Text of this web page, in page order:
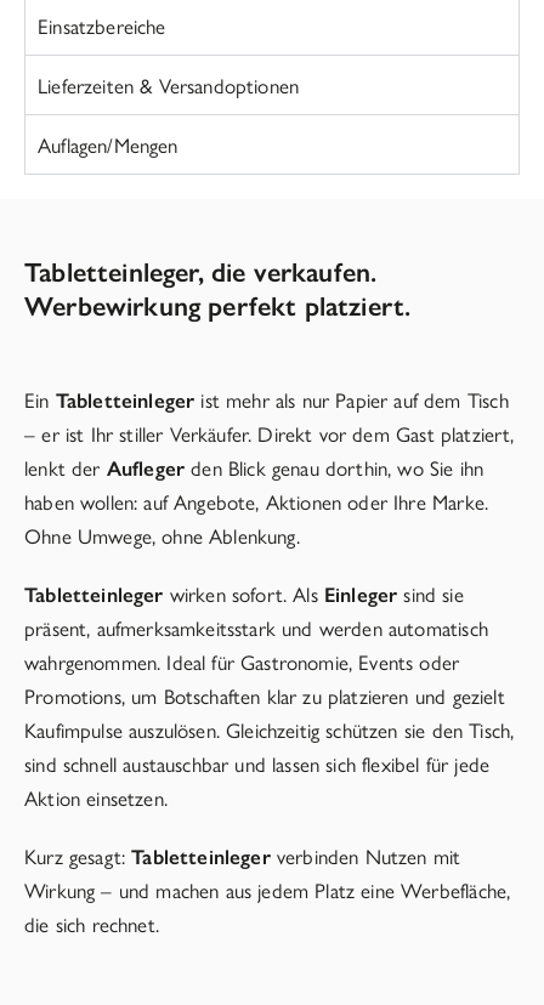
Einsatzbereiche
Lieferzeiten & Versandoptionen
Auflagen/Mengen
Tabletteinleger, die verkaufen.
Werbewirkung perfekt platziert.
Ein Tabletteinleger ist mehr als nur Papier auf dem Tisch
– er ist Ihr stiller Verkäufer. Direkt vor dem Gast platziert,
lenkt der Aufleger den Blick genau dorthin, wo Sie ihn
haben wollen: auf Angebote, Aktionen oder Ihre Marke.
Ohne Umwege, ohne Ablenkung.
Tabletteinleger wirken sofort. Als Einleger sind sie
präsent, aufmerksamkeitsstark und werden automatisch
wahrgenommen. Ideal für Gastronomie, Events oder
Promotions, um Botschaften klar zu platzieren und gezielt
Kaufimpulse auszulösen. Gleichzeitig schützen sie den Tisch,
sind schnell austauschbar und lassen sich flexibel für jede
Aktion einsetzen.
Kurz gesagt:Tabletteinlegerverbinden Nutzen mit
Wirkung – und machen aus jedem Platz eine Werbefläche,
die sich rechnet.